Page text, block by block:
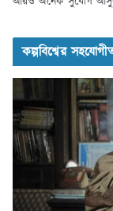
কল্পবিশ্বের